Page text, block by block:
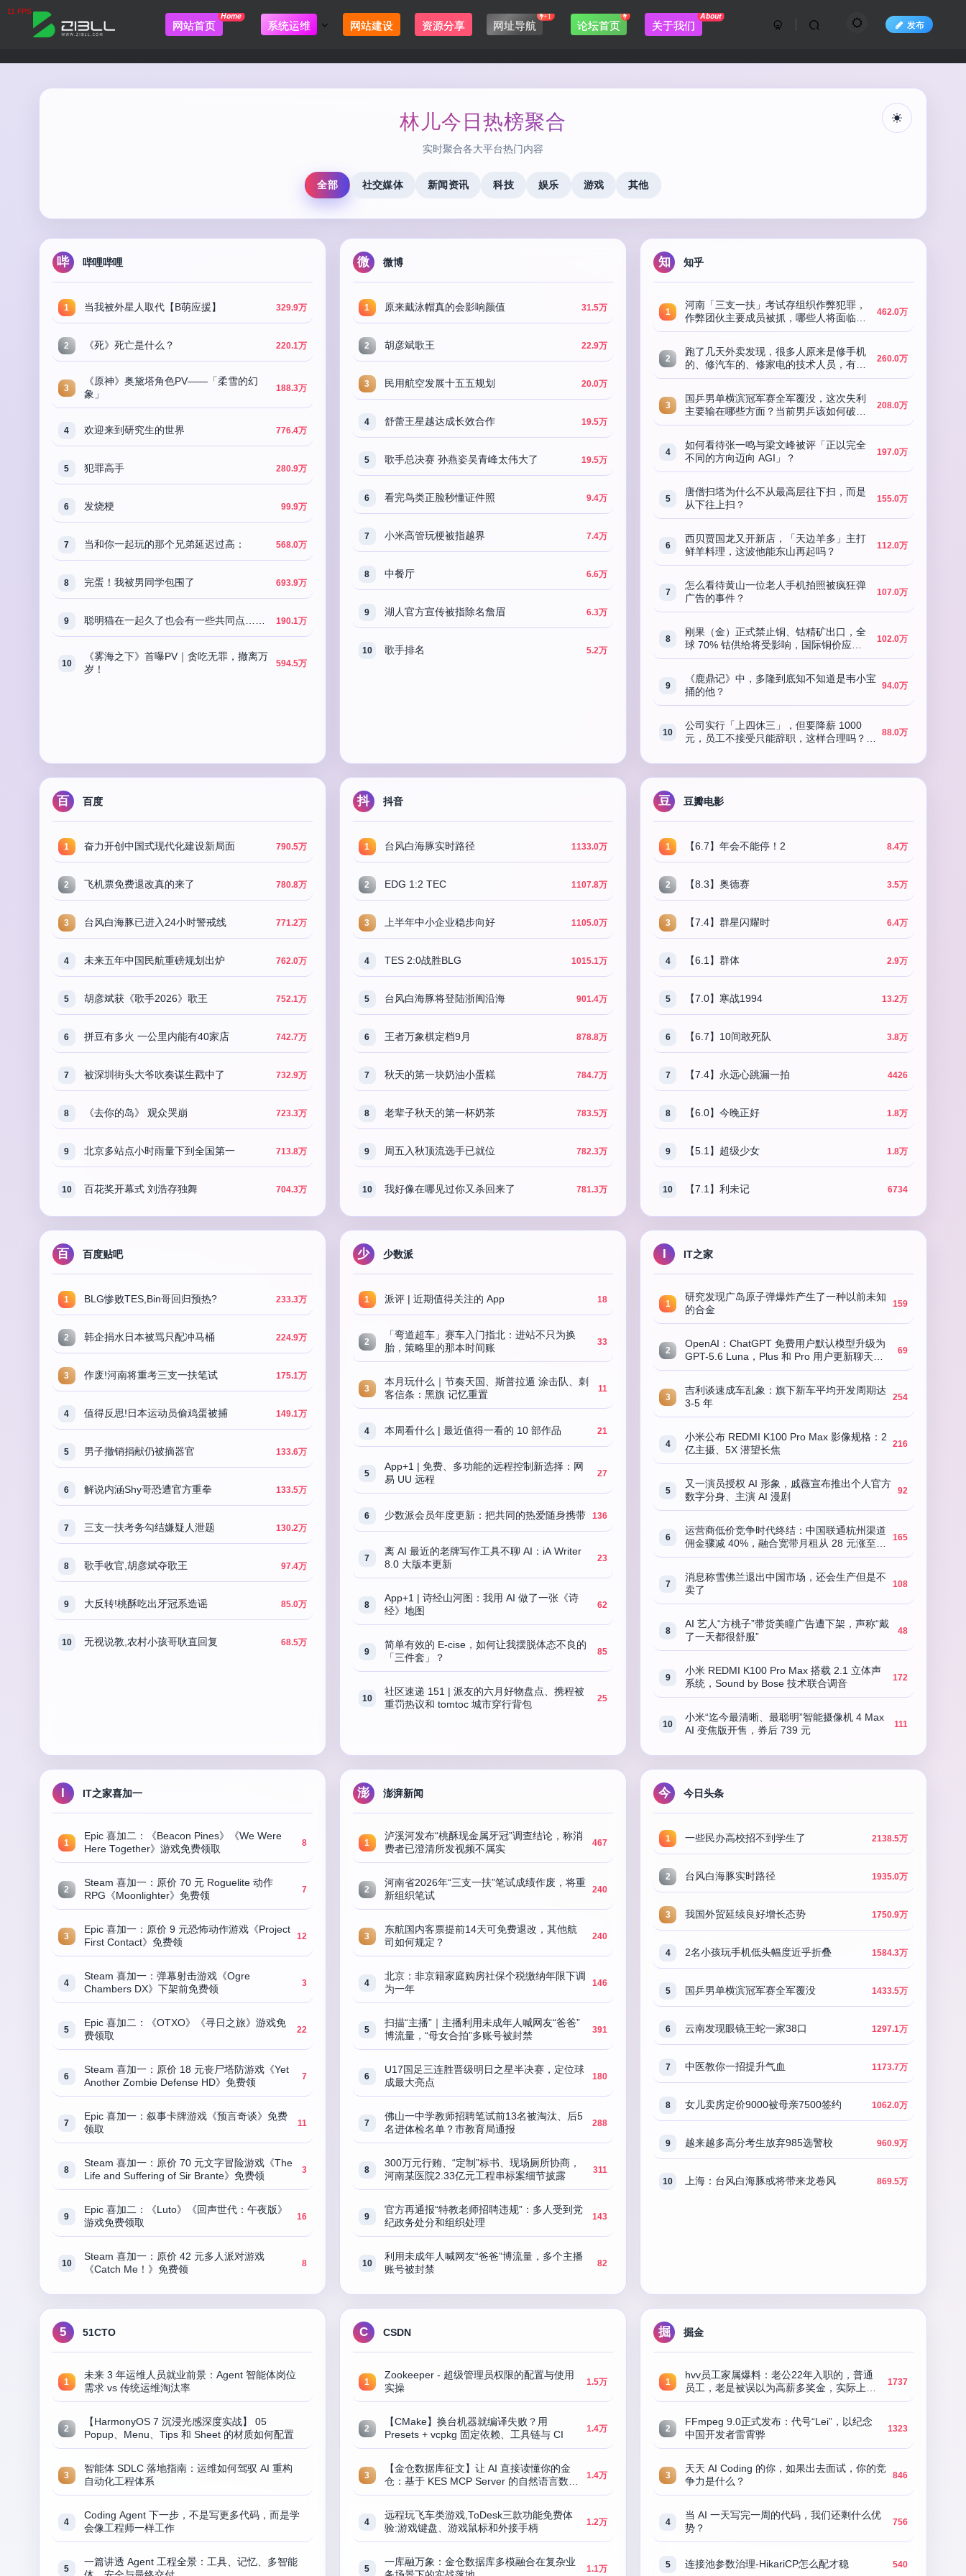
网站首页
Home
系统运维 网站建设 资源分享 网址导航
+1
论坛首页 关于我们
About
发布
林儿今日热榜聚合
实时聚合各大平台热门内容
全部 社交媒体 新闻资讯 科技 娱乐 游戏 其他
哔 哔哩哔哩
1 当我被外星人取代【B萌应援】 329.9万
2 《死》死亡是什么？ 220.1万
3
《原神》奥黛塔角色PV——「柔雪的幻
象」
188.3万
4 欢迎来到研究生的世界 776.4万
5 犯罪高手 280.9万
6 发烧梗 99.9万
7 当和你一起玩的那个兄弟延迟过高： 568.0万
8 完蛋！我被男同学包围了 693.9万
9 聪明猫在一起久了也会有一些共同点…… 190.1万
10
《雾海之下》首曝PV｜贪吃无罪，撤离万
岁！
594.5万
微 微博
1 原来戴泳帽真的会影响颜值 31.5万
2 胡彦斌歌王 22.9万
3 民用航空发展十五五规划 20.0万
4 舒蕾王星越达成长效合作 19.5万
5 歌手总决赛 孙燕姿吴青峰太伟大了 19.5万
6 看完鸟类正脸秒懂证件照 9.4万
7 小米高管玩梗被指越界 7.4万
8 中餐厅 6.6万
9 湖人官方宣传被指除名詹眉 6.3万
10 歌手排名 5.2万
知 知乎
1
河南「三支一扶」考试存组织作弊犯罪，
作弊团伙主要成员被抓，哪些人将面临法
律追责？暴露了哪些监管失灵？
462.0万
2
跑了几天外卖发现，很多人原来是修手机
的、修汽车的、修家电的技术人员，有手
艺为什么要来跑外卖呢？
260.0万
3
国乒男单横滨冠军赛全军覆没，这次失利
主要输在哪些方面？当前男乒该如何破
局？
208.0万
4
如何看待张一鸣与梁文峰被评「正以完全
不同的方向迈向 AGI」？
197.0万
5
唐僧扫塔为什么不从最高层往下扫，而是
从下往上扫？
155.0万
6
西贝贾国龙又开新店，「天边羊多」主打
鲜羊料理，这波他能东山再起吗？
112.0万
7
怎么看待黄山一位老人手机拍照被疯狂弹
广告的事件？
107.0万
8
刚果（金）正式禁止铜、钴精矿出口，全
球 70% 钴供给将受影响，国际铜价应声
上涨，将产生哪些影响？
102.0万
9
《鹿鼎记》中，多隆到底知不知道是韦小宝
捅的他？
94.0万
10
公司实行「上四休三」，但要降薪 1000
元，员工不接受只能辞职，这样合理吗？换
88.0万
百 百度
1 奋力开创中国式现代化建设新局面 790.5万
2 飞机票免费退改真的来了 780.8万
3 台风白海豚已进入24小时警戒线 771.2万
4 未来五年中国民航重磅规划出炉 762.0万
5 胡彦斌获《歌手2026》歌王 752.1万
6 拼豆有多火 一公里内能有40家店 742.7万
7 被深圳街头大爷吹奏谋生戳中了 732.9万
8 《去你的岛》 观众哭崩 723.3万
9 北京多站点小时雨量下到全国第一 713.8万
10 百花奖开幕式 刘浩存独舞 704.3万
抖 抖音
1 台风白海豚实时路径 1133.0万
2 EDG 1:2 TEC 1107.8万
3 上半年中小企业稳步向好 1105.0万
4 TES 2:0战胜BLG 1015.1万
5 台风白海豚将登陆浙闽沿海 901.4万
6 王者万象棋定档9月 878.8万
7 秋天的第一块奶油小蛋糕 784.7万
8 老辈子秋天的第一杯奶茶 783.5万
9 周五入秋顶流选手已就位 782.3万
10 我好像在哪见过你又杀回来了 781.3万
豆 豆瓣电影
1 【6.7】年会不能停！2 8.4万
2 【8.3】奥德赛 3.5万
3 【7.4】群星闪耀时 6.4万
4 【6.1】群体 2.9万
5 【7.0】寒战1994 13.2万
6 【6.7】10间敢死队 3.8万
7 【7.4】永远心跳漏一拍 4426
8 【6.0】今晚正好 1.8万
9 【5.1】超级少女 1.8万
10 【7.1】利未记 6734
百 百度贴吧
1 BLG惨败TES,Bin哥回归预热? 233.3万
2 韩企捐水日本被骂只配冲马桶 224.9万
3 作废!河南将重考三支一扶笔试 175.1万
4 值得反思!日本运动员偷鸡蛋被捕 149.1万
5 男子撤销捐献仍被摘器官 133.6万
6 解说内涵Shy哥恐遭官方重拳 133.5万
7 三支一扶考务勾结嫌疑人泄题 130.2万
8 歌手收官,胡彦斌夺歌王 97.4万
9 大反转!桃酥吃出牙冠系造谣 85.0万
10 无视说教,农村小孩哥耿直回复 68.5万
少 少数派
1 派评 | 近期值得关注的 App 18
2
「弯道超车」赛车入门指北：进站不只为换
胎，策略里的那本时间账
33
3
本月玩什么｜节奏天国、斯普拉遁 涂击队、刺
客信条：黑旗 记忆重置
11
4 本周看什么 | 最近值得一看的 10 部作品 21
5
App+1 | 免费、多功能的远程控制新选择：网
易 UU 远程
27
6 少数派会员年度更新：把共同的热爱随身携带 136
7
离 AI 最近的老牌写作工具不聊 AI：iA Writer
8.0 大版本更新
23
8
App+1 | 诗经山河图：我用 AI 做了一张《诗
经》地图
62
9
简单有效的 E-cise，如何让我摆脱体态不良的
「三件套」？
85
10
社区速递 151 | 派友的六月好物盘点、携程被
重罚热议和 tomtoc 城市穿行背包
25
I IT之家
1
研究发现广岛原子弹爆炸产生了一种以前未知
的合金
159
2
OpenAI：ChatGPT 免费用户默认模型升级为
GPT-5.6 Luna，Plus 和 Pro 用户更新聊天界
面 GPT-5.6 Sol
69
3
吉利谈速成车乱象：旗下新车平均开发周期达
3-5 年
254
4
小米公布 REDMI K100 Pro Max 影像规格：2
亿主摄、5X 潜望长焦
216
5
又一演员授权 AI 形象，戚薇宣布推出个人官方
数字分身、主演 AI 漫剧
92
6
运营商低价竞争时代终结：中国联通杭州渠道
佣金骤减 40%，融合宽带月租从 28 元涨至
79 元
165
7
消息称雪佛兰退出中国市场，还会生产但是不
卖了
108
8
AI 艺人“方桃子”带货美瞳广告遭下架，声称“戴
了一天都很舒服”
48
9
小米 REDMI K100 Pro Max 搭载 2.1 立体声
系统，Sound by Bose 技术联合调音
172
10
小米“迄今最清晰、最聪明”智能摄像机 4 Max
AI 变焦版开售，券后 739 元
111
I IT之家喜加一
1
Epic 喜加二：《Beacon Pines》《We Were
Here Together》游戏免费领取
8
2
Steam 喜加一：原价 70 元 Roguelite 动作
RPG《Moonlighter》免费领
7
3
Epic 喜加一：原价 9 元恐怖动作游戏《Project
First Contact》免费领
12
4
Steam 喜加一：弹幕射击游戏《Ogre
Chambers DX》下架前免费领
3
5
Epic 喜加二：《OTXO》《寻日之旅》游戏免
费领取
22
6
Steam 喜加一：原价 18 元丧尸塔防游戏《Yet
Another Zombie Defense HD》免费领
7
7
Epic 喜加一：叙事卡牌游戏《预言奇谈》免费
领取
11
8
Steam 喜加一：原价 70 元文字冒险游戏《The
Life and Suffering of Sir Brante》免费领
3
9
Epic 喜加二：《Luto》《回声世代：午夜版》
游戏免费领取
16
10
Steam 喜加一：原价 42 元多人派对游戏
《Catch Me！》免费领
8
澎 澎湃新闻
1
泸溪河发布“桃酥现金属牙冠”调查结论，称消
费者已澄清所发视频不属实
467
2
河南省2026年“三支一扶”笔试成绩作废，将重
新组织笔试
240
3
东航国内客票提前14天可免费退改，其他航
司如何规定？
240
4
北京：非京籍家庭购房社保个税缴纳年限下调
为一年
146
5
扫描“主播”｜主播利用未成年人喊网友“爸爸”
博流量，“母女合拍”多账号被封禁
391
6
U17国足三连胜晋级明日之星半决赛，定位球
成最大亮点
180
7
佛山一中学教师招聘笔试前13名被淘汰、后5
名进体检名单？市教育局通报
288
8
300万元行贿、“定制”标书、现场厕所协商，
河南某医院2.33亿元工程串标案细节披露
311
9
官方再通报“特教老师招聘违规”：多人受到党
纪政务处分和组织处理
143
10
利用未成年人喊网友“爸爸”博流量，多个主播
账号被封禁
82
今 今日头条
1 一些民办高校招不到学生了 2138.5万
2 台风白海豚实时路径 1935.0万
3 我国外贸延续良好增长态势 1750.9万
4 2名小孩玩手机低头幅度近乎折叠 1584.3万
5 国乒男单横滨冠军赛全军覆没 1433.5万
6 云南发现眼镜王蛇一家38口 1297.1万
7 中医教你一招提升气血 1173.7万
8 女儿卖房定价9000被母亲7500签约 1062.0万
9 越来越多高分考生放弃985选警校 960.9万
10 上海：台风白海豚或将带来龙卷风 869.5万
5 51CTO
1
未来 3 年运维人员就业前景：Agent 智能体岗位
需求 vs 传统运维淘汰率
2
【HarmonyOS 7 沉浸光感深度实战】 05
Popup、Menu、Tips 和 Sheet 的材质如何配置
3
智能体 SDLC 落地指南：运维如何驾驭 AI 重构
自动化工程体系
4
Coding Agent 下一步，不是写更多代码，而是学
会像工程师一样工作
5
一篇讲透 Agent 工程全景：工具、记忆、多智能
C CSDN
1
Zookeeper - 超级管理员权限的配置与使用
实操
1.5万
2
【CMake】换台机器就编译失败？用
Presets + vcpkg 固定依赖、工具链与 CI
1.4万
3
【金仓数据库征文】让 AI 直接读懂你的金
仓：基于 KES MCP Server 的自然语言数据
库助手实战（Trae + DeepSeek）
1.4万
4
远程玩飞车类游戏,ToDesk三款功能免费体
验:游戏键盘、游戏鼠标和外接手柄
1.2万
5
一库融万象：金仓数据库多模融合在复杂业
1.1万
掘 掘金
1
hvv员工家属爆料：老公22年入职的，普通
员工，老是被误以为高薪多奖金，实际上还
没配股，暂时钱没存多少，我倒是很心疼他
1737
2
FFmpeg 9.0正式发布：代号“Lei”，以纪念
中国开发者雷霄骅
1323
3
天天 AI Coding 的你，如果出去面试，你的竞
争力是什么？
846
4
当 AI 一天写完一周的代码，我们还剩什么优
势？
756
5 连接池参数治理-HikariCP怎么配才稳 540